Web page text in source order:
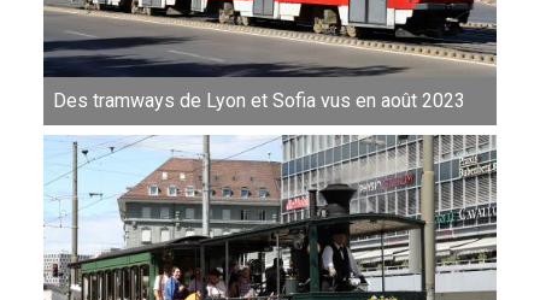
Des tramways de Lyon et Sofia vus en août 2023